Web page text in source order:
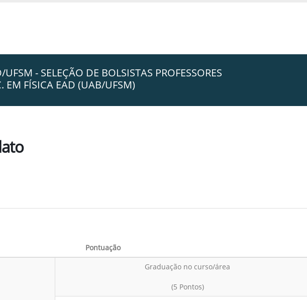
- SELEÇÃO DE BOLSISTAS PROFESSORES
EM FÍSICA EAD (UAB/UFSM)
Pontuação
Graduação no curso/área
(5 Pontos)